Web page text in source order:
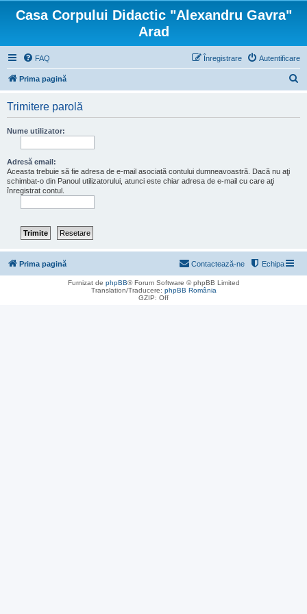
Casa Corpului Didactic "Alexandru Gavra"
Arad
FAQ Autentificare
Înregistrare
Prima pagină
Trimitere parolă
Nume utilizator:
Adresă email:
Aceasta trebuie să fie adresa de e-mail asociată contului dumneavoastră. Dacă nu aţi
schimbat-o din Panoul utilizatorului, atunci este chiar adresa de e-mail cu care aţi
înregistrat contul.
Prima pagină Echipa
Contactează-ne
Furnizat de phpBB® Forum Software © phpBB Limited
Translation/Traducere: phpBB România
GZIP: Off